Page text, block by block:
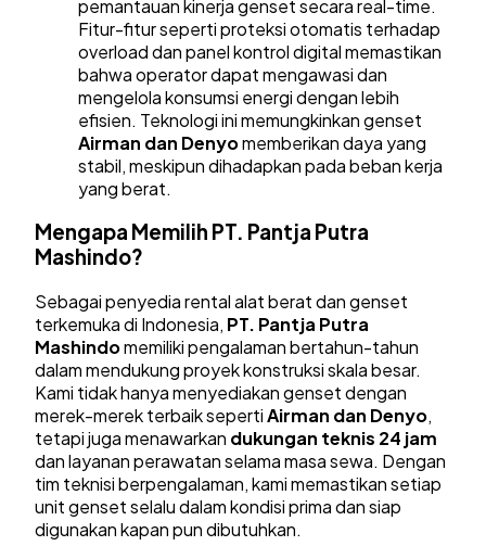
pemantauan kinerja genset secara real-time.
Fitur-fitur seperti proteksi otomatis terhadap
overload dan panel kontrol digital memastikan
bahwa operator dapat mengawasi dan
mengelola konsumsi energi dengan lebih
efisien. Teknologi ini memungkinkan genset
Airman dan Denyomemberikan daya yang
stabil, meskipun dihadapkan pada beban kerja
yang berat.
Mengapa Memilih PT. Pantja Putra
Mashindo?
Sebagai penyedia rental alat berat dan genset
terkemuka di Indonesia, PT. Pantja Putra
Mashindomemiliki pengalaman bertahun-tahun
dalam mendukung proyek konstruksi skala besar.
Kami tidak hanya menyediakan genset dengan
merek-merek terbaik sepertiAirman dan Denyo,
tetapi juga menawarkan dukungan teknis 24 jam
dan layanan perawatan selama masa sewa. Dengan
tim teknisi berpengalaman, kami memastikan setiap
unit genset selalu dalam kondisi prima dan siap
digunakan kapan pun dibutuhkan.